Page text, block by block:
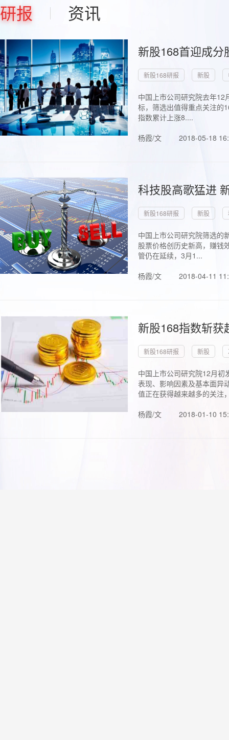
研报 资讯
新股168首迎成
新股168研报 新股
中国上市公司研究院去年
标，筛选出值得重点关注的
指数累计上涨8....
杨霞/文
2018-05-18
科技股高歌猛进
新股168研报 新股
中国上市公司研究院筛选的
股票价格创历史新高，赚钱
管仍在延续，3月1...
杨霞/文
2018-04-11
新股168指数斩
新股168研报 新股
中国上市公司研究院12月初
表现、影响因素及基本面异
值正在获得越来越多的关注
杨霞/文
2018-01-10